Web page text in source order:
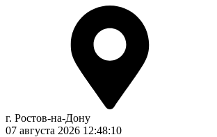
г. Ростов-на-Дону
07 августа 2026 12:48:11